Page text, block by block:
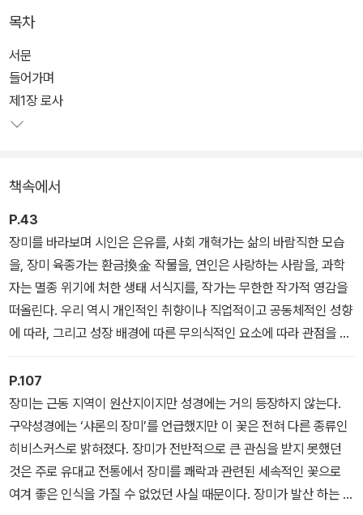
이라는 점에서도 유의미하다.
목차
서문
들어가며
제1장 로사
책속에서
P.43
장미를 바라보며 시인은 은유를, 사회 개혁가는 삶의 바람직한 모습
을, 장미 육종가는 환금換金 작물을, 연인은 사랑하는 사람을, 과학
자는 멸종 위기에 처한 생태 서식지를, 작가는 무한한 작가적 영감을
떠올린다. 우리 역시 개인적인 취향이나 직업적이고 공동체적인 성향
에 따라, 그리고 성장 배경에 따른 무의식적인 요소에 따라 관점을 달
리한다. 장미가 그 사회의 문화로 자리 잡으면 더 이상은 보기 좋은 식
물에 국한되지 않고 어떤 종류의 이념과도 쉽게 융합한다.
「들어가며」 중에서
P.107
장미는 근동 지역이 원산지이지만 성경에는 거의 등장하지 않는다.
구약성경에는 ‘샤론의 장미’를 언급했지만 이 꽃은 전혀 다른 종류인
히비스커스로 밝혀졌다. 장미가 전반적으로 큰 관심을 받지 못했던
것은 주로 유대교 전통에서 장미를 쾌락과 관련된 세속적인 꽃으로
여겨 좋은 인식을 가질 수 없었던 사실 때문이다. 장미가 발산 하는 관